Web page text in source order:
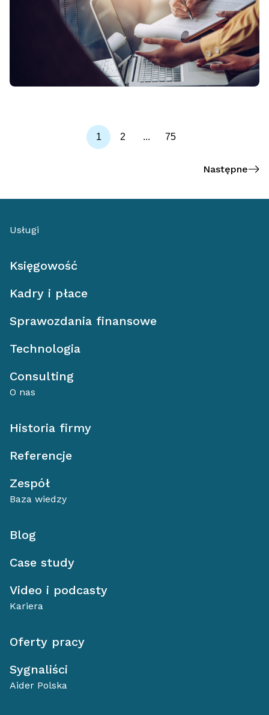
1 2 ... 75
Następne
Usługi
Księgowość
Kadry i płace
Sprawozdania finansowe
Technologia
Consulting
O nas
Historia firmy
Referencje
Zespół
Baza wiedzy
Blog
Case study
Video i podcasty
Kariera
Oferty pracy
Sygnaliści
Aider Polska